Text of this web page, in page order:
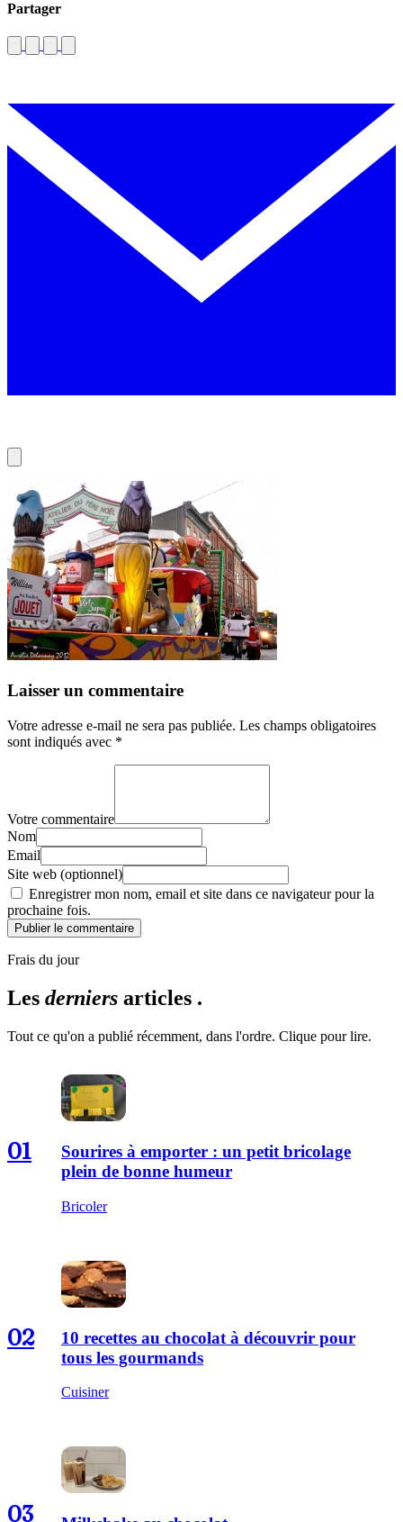
Partager
Laisser un commentaire
Votre adresse e-mail ne sera pas publiée. Les champs obligatoires
sont indiqués avec *
Votre commentaire
Nom
Email
Site web (optionnel)
Enregistrer mon nom, email et site dans ce navigateur pour la
prochaine fois.
Publier le commentaire
Frais du jour
Les derniers articles .
Tout ce qu'on a publié récemment, dans l'ordre. Clique pour lire.
01
Sourires à emporter : un petit bricolage
plein de bonne humeur
Bricoler
02
10 recettes au chocolat à découvrir pour
tous les gourmands
Cuisiner
03